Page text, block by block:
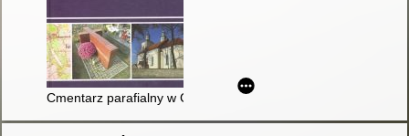
Cmentarz parafialny w Chrzanowie-Kościelcu : zarys dziejów